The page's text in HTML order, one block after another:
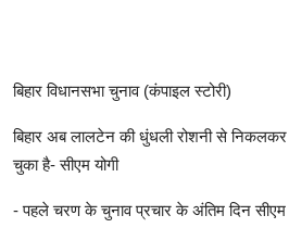
बिहार विधानसभा चुनाव (कंपाइल स्टोरी)
बिहार अब लालटेन की धुंधली रोशनी से
चुका है- सीएम योगी
- पहले चरण के चुनाव प्रचार के अंतिम दिन सीएम